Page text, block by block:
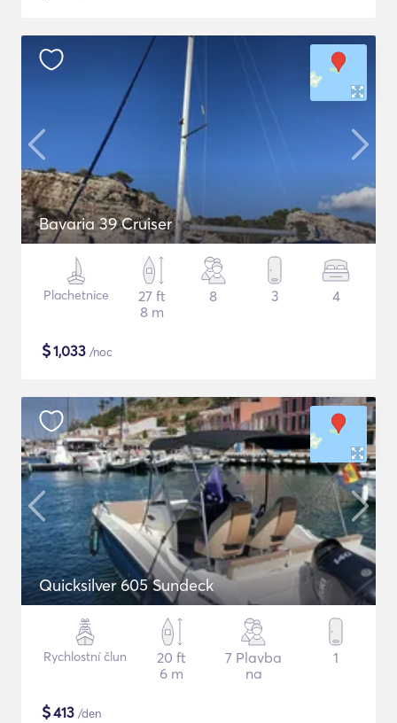
Bavaria 39 Cruiser
Plachetnice
27 ft
8 m
8 3 4
$1,033 /noc
Quicksilver 605 Sundeck
Rychlostní člun
20 ft
6 m
7 Plavba
na
1
$413 /den